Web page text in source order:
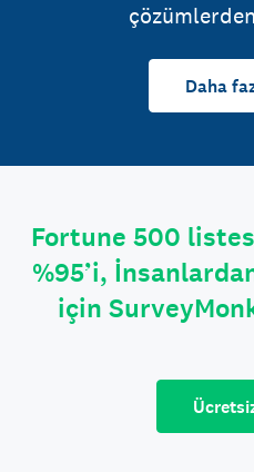
Daha
Fortune 500
%95’i,
için